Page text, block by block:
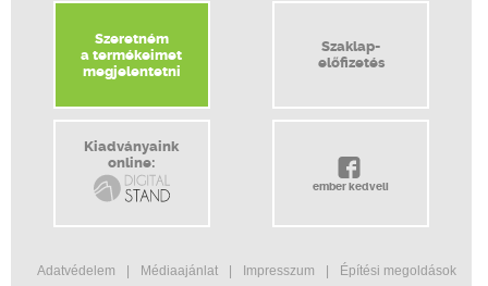
Szeretném
a termékeimet
megjelentetni
Szaklap-
előfizetés
Kiadványaink
online:
ember kedveli
Adatvédelem Médiaajánlat Impresszum Építési megoldások